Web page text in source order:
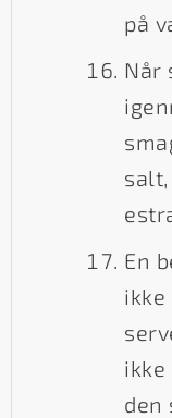
på
Når
En
ikke
den